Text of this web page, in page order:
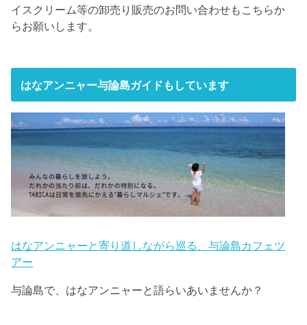
イスクリーム等の卸売り販売のお問い合わせもこちらか
らお願いします。
はなアンニャー与論島ガイドもしています
はなアンニャーと寄り道しながら巡る、与論島カフェツ
アー
与論島で、はなアンニャーと語らいあいませんか？